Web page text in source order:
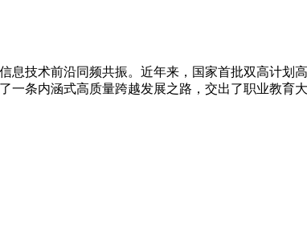
息技术前沿同频共振。近年来，国家首批双高计划
一条内涵式高质量跨越发展之路，交出了职业教育